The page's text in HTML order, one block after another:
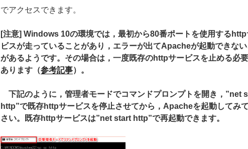
でアクセスできます。
[注意] Windows 10の環境では，最初から80番ポートを使用するhttp
ビスが走っていることがあり，エラーが出てApacheが起動できない
があるようです。その場合は，一度既存のhttpサービスを止める必
あります（参考記事）。
下記のように，管理者モードでコマンドプロンプトを開き，”net
http”で既存httpサービスを停止させてから，Apacheを起動してみ
さい。既存httpサービスは”net start http”で再起動できます。